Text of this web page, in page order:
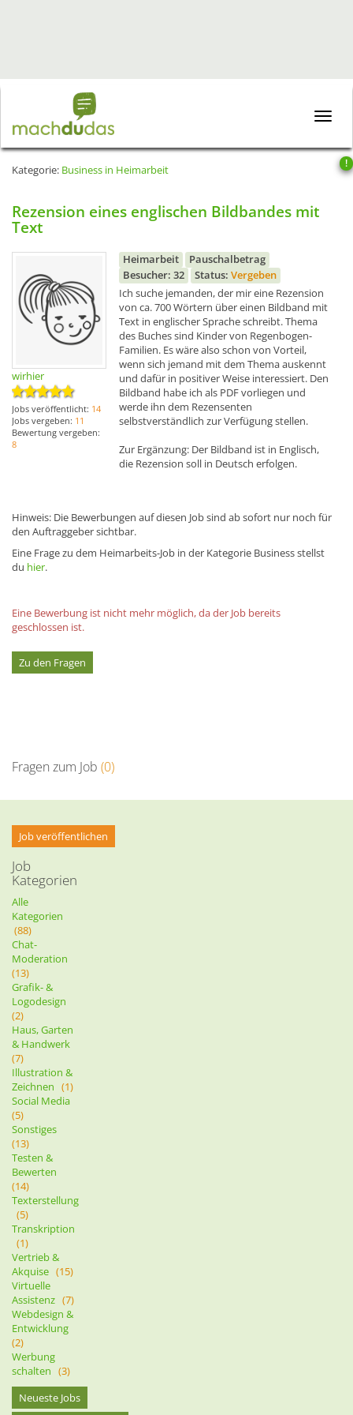
Toggle
!
Kategorie: Business in Heimarbeit
Rezension eines englischen Bildbandes mit
Text
wirhier
Jobs veröffentlicht: 14
Jobs vergeben: 11
Bewertung vergeben:
8
Heimarbeit
Pauschalbetrag
Besucher: 32
Status: Vergeben
Ich suche jemanden, der mir eine Rezension
von ca. 700 Wörtern über einen Bildband mit
Text in englischer Sprache schreibt. Thema
des Buches sind Kinder von Regenbogen-
Familien. Es wäre also schon von Vorteil,
wenn sich jemand mit dem Thema auskennt
und dafür in positiver Weise interessiert. Den
Bildband habe ich als PDF vorliegen und
werde ihn dem Rezensenten
selbstverständlich zur Verfügung stellen.
Zur Ergänzung: Der Bildband ist in Englisch,
die Rezension soll in Deutsch erfolgen.
Hinweis: Die Bewerbungen auf diesen Job sind ab sofort nur noch für
den Auftraggeber sichtbar.
Eine Frage zu dem Heimarbeits-Job in der Kategorie Business stellst
du hier.
Eine Bewerbung ist nicht mehr möglich, da der Job bereits
geschlossen ist.
Zu den Fragen
Fragen zum Job (0)
Job veröffentlichen
Job
Kategorien
Alle
Kategorien
(88)
Chat-
Moderation
(13)
Grafik- &
Logodesign
(2)
Haus, Garten
& Handwerk
(7)
Illustration &
Zeichnen (1)
Social Media
(5)
Sonstiges
(13)
Testen &
Bewerten
(14)
Texterstellung
(5)
Transkription
(1)
Vertrieb &
Akquise (15)
Virtuelle
Assistenz (7)
Webdesign &
Entwicklung
(2)
Werbung
schalten (3)
Neueste Jobs